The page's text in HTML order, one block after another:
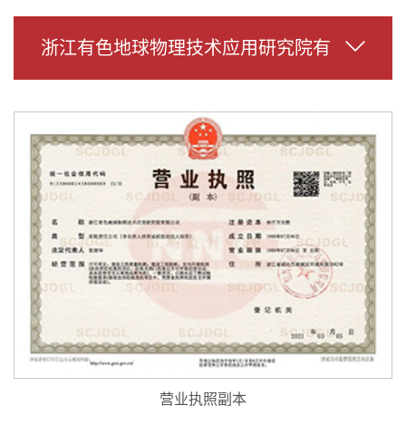
浙江有色地球物理技术应用研究院有
限公司
营业执照副本